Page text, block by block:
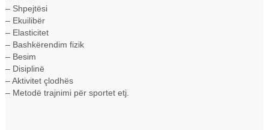
– Shpejtësi
– Ekuilibër
– Elasticitet
– Bashkërendim fizik
– Besim
– Disiplinë
– Aktivitet çlodhës
– Metodë trajnimi për sportet etj.